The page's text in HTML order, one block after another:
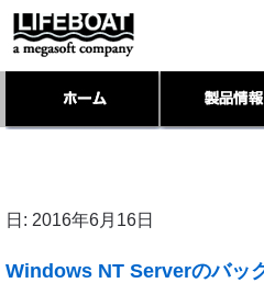
日: 2016年6月16日
Windows NT Serverのバッ